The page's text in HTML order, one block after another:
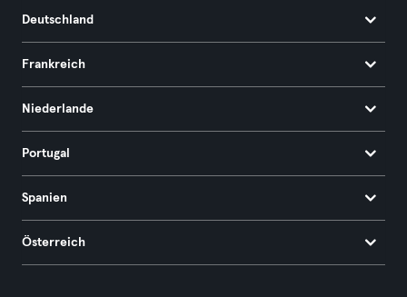
Deutschland
Frankreich
Niederlande
Portugal
Spanien
Österreich